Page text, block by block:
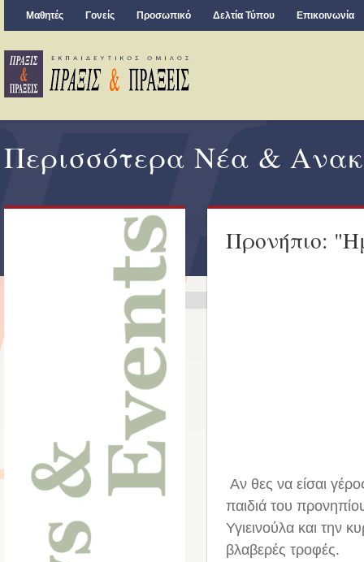
Μαθητές Γονείς Προσωπικό Δελτία Τύπου Επικοινωνία
Περισσότερα Νέα &
Προνήπιο:
Αν θες να είσαι
παιδιά του
Υγιεινούλα και την
βλαβερές τροφές.